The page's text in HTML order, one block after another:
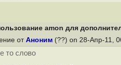
amon для
от Аноним (??) on 28-Апр-11,
то слово